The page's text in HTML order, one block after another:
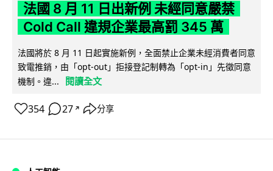
法國 8 月 11 日出新例 未經同意嚴禁
Cold Call 違規企業最高罰 345 萬
法國將於 8 月 11 日起實施新例，全面禁止企業未經消費者同意
致電推銷，由「opt-out」拒接登記制轉為「opt-in」先徵同意
機制。違...
閱讀全文
354 27 ↗ 分享